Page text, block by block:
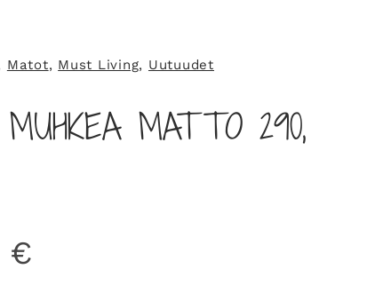
Matot, Must Living, Uutuudet
MATTO 290,
€